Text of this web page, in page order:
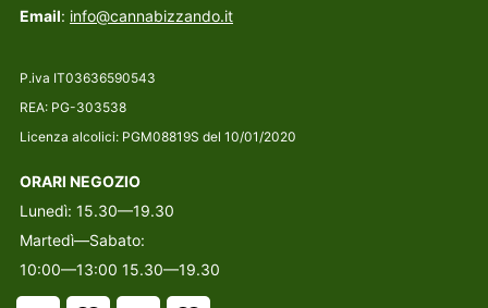
Email: info@cannabizzando.it
P.iva IT03636590543
REA: PG-303538
Licenza alcolici: PGM08819S del 10/01/2020
ORARI NEGOZIO
Lunedì: 15.30—19.30
Martedì—Sabato:
10:00—13:00 15.30—19.30